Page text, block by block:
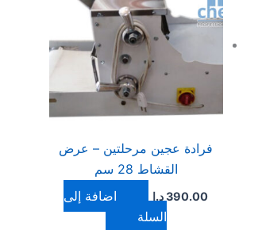
فرادة عجين مرحلتين – عرض
القشاط 28 سم
390.00 د.ا
إضافة إلى
السلة